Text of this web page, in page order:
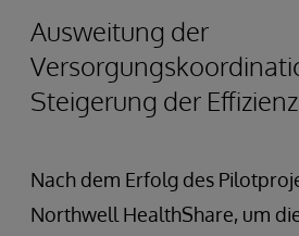
Ausweitung der
Steigerung der Effizienz
Nach dem Erfolg des
Northwell HealthShare, um